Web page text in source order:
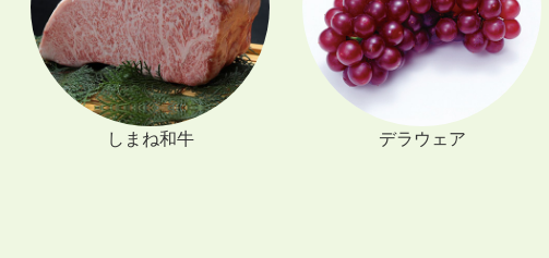
デラウェア シャインマスカット